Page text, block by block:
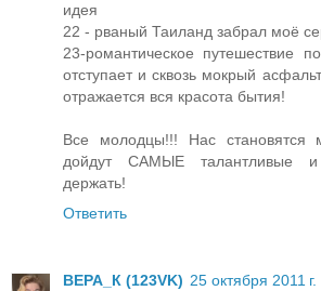
идея
22 - рваный Таиланд забрал моё
23-романтическое путешествие
отступает и сквозь мокрый
отражается вся красота бытия!
Все молодцы!!! Нас
дойдут САМЫЕ талантливые
держать!
Ответить
ВЕРА_К (123VK) 25 октября 2011